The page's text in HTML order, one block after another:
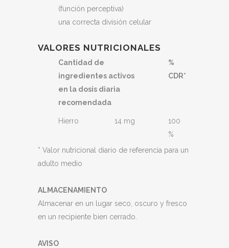
(función perceptiva)
una correcta división celular
VALORES NUTRICIONALES
Cantidad de
ingredientes activos
en la dosis diaria
recomendada
%
CDR*
Hierro 14 mg
100
%
* Valor nutricional diario de referencia para un
adulto medio
ALMACENAMIENTO
Almacenar en un lugar seco, oscuro y fresco
en un recipiente bien cerrado.
AVISO